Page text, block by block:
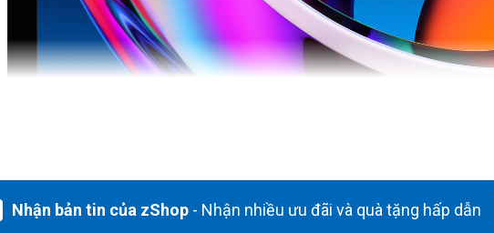
Nhận bản tin của zShop - Nhận nhiều ưu đãi và quà tặng hấp dẫn